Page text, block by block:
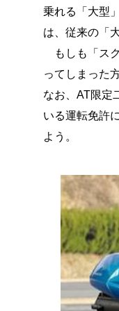
乗れる「大型
は、従来の「
もしも「ス
ってしまった
なお、AT限定
いる運転免許
よう。